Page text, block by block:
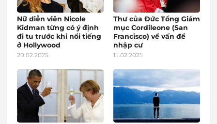
Nữ diễn viên Nicole
Kidman từng có ý định
đi tu trước khi nổi tiếng
ở Hollywood
20.02.2025
Thư của Đức Tổng Giám
mục Cordileone (San
Francisco) về vấn đề
nhập cư
15.02.2025